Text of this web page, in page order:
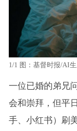
1/1 图：基督时报/AI
一位已婚的弟兄
会和崇拜，但平
手、小红书）刷